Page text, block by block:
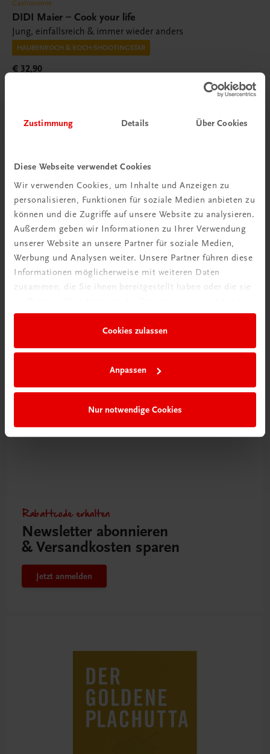
Zustimmung Details Über Cookies
Diese Webseite verwendet Cookies
Wir verwenden Cookies, um Inhalte und Anzeigen zu
personalisieren, Funktionen für soziale Medien anbieten zu
können und die Zugriffe auf unsere Website zu analysieren.
Außerdem geben wir Informationen zu Ihrer Verwendung
unserer Website an unsere Partner für soziale Medien,
Werbung und Analysen weiter. Unsere Partner führen diese
Informationen möglicherweise mit weiteren Daten
zusammen, die Sie ihnen bereitgestellt haben oder die sie
Cookies zulassen
Anpassen
Nur notwendige Cookies
Gastronomie
DIDI Maier – Cook your life
Jung, einfallsreich & immer wieder anders
HAUBENKOCH & KOCH-SHOOTINGSTAR
€ 32,90
Kulinarische Höhenflüge statt Kochfiaskos
Rabattcode erhalten
Newsletter abonnieren
& Versandkosten sparen
Jetzt anmelden